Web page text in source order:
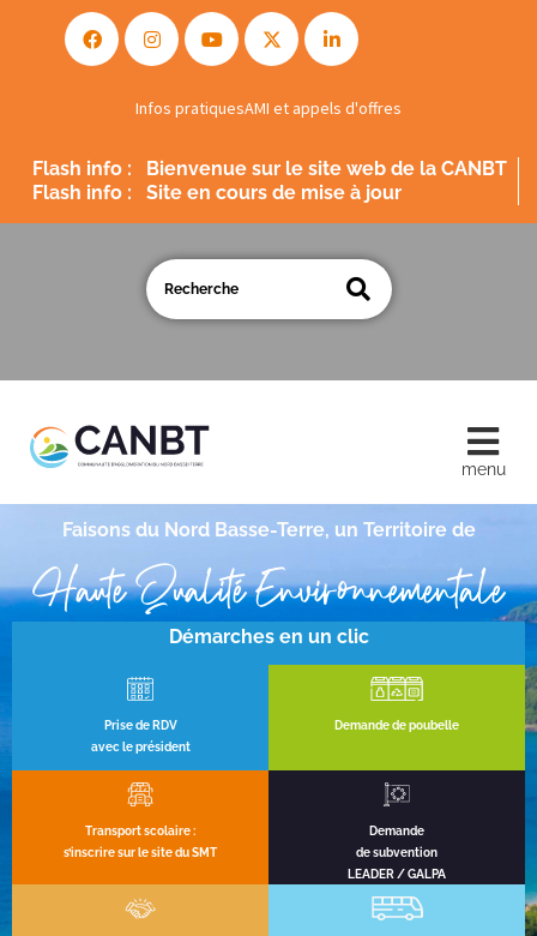
Flash info :
Bienvenue sur le site web de la CANBT
Flash info :
Site en cours de mise à jour
Infos pratiquesAMI et appels d'offres
Faisons du Nord Basse-Terre, un Territoire de
Haute Qualité Environnementale
Démarches en un clic
Prise de RDV
avec le président
Demande de poubelle
Transport scolaire :
s’inscrire sur le site du SMT
Demande
de subvention
LEADER / GALPA